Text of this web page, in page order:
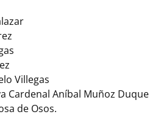
Villegas
Cardenal Aníbal Muñoz Duque
de Osos.